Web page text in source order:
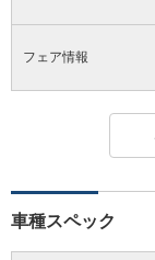
フェア情報
車種スペック